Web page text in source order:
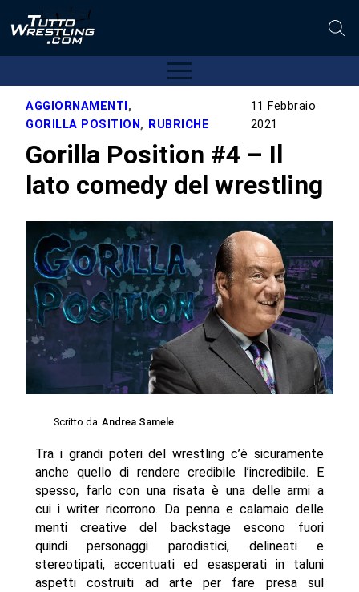
AGGIORNAMENTI,
GORILLA POSITION, RUBRICHE
11 Febbraio
2021
Gorilla Position #4 – Il
lato comedy del wrestling
Scritto da Andrea Samele
Tra i grandi poteri del wrestling c’è sicuramente
anche quello di rendere credibile l’incredibile. E
spesso, farlo con una risata è una delle armi a
cui i writer ricorrono. Da penna e calamaio delle
menti creative del backstage escono fuori
quindi personaggi parodistici, delineati e
stereotipati, accentuati ed esasperati in taluni
aspetti costruiti ad arte per fare presa sul